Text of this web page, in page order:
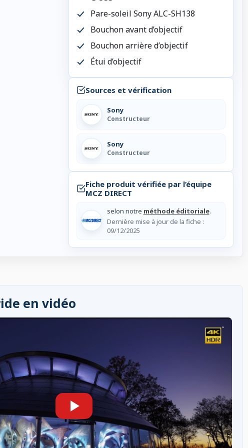
Pare-soleil Sony ALC-SH138
Bouchon avant d’objectif
Bouchon arrière d’objectif
Étui d’objectif
Sources et vérification
Sony
Constructeur
Sony
Constructeur
Fiche produit vérifiée par l’équipe
MCZ DIRECT
selon notre méthode éditoriale.
Dernière mise à jour de la fiche :
09/12/2025
en vidéo